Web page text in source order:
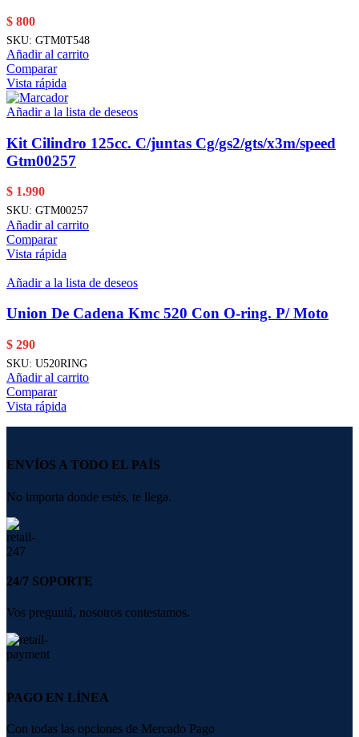
$ 800
SKU: GTM0T548
Añadir al carrito
Comparar
Vista rápida
Añadir a la lista de deseos
Kit Cilindro 125cc. C/juntas Cg/gs2/gts/x3m/speed
Gtm00257
$ 1.990
SKU: GTM00257
Añadir al carrito
Comparar
Vista rápida
Añadir a la lista de deseos
Union De Cadena Kmc 520 Con O-ring. P/ Moto
$ 290
SKU: U520RING
Añadir al carrito
Comparar
Vista rápida
ENVÍOS A TODO EL PAÍS
No importa donde estés, te llega.
24/7 SOPORTE
Vos preguntá, nosotros contestamos.
PAGO EN LÍNEA
Con todas las opciones de Mercado Pago